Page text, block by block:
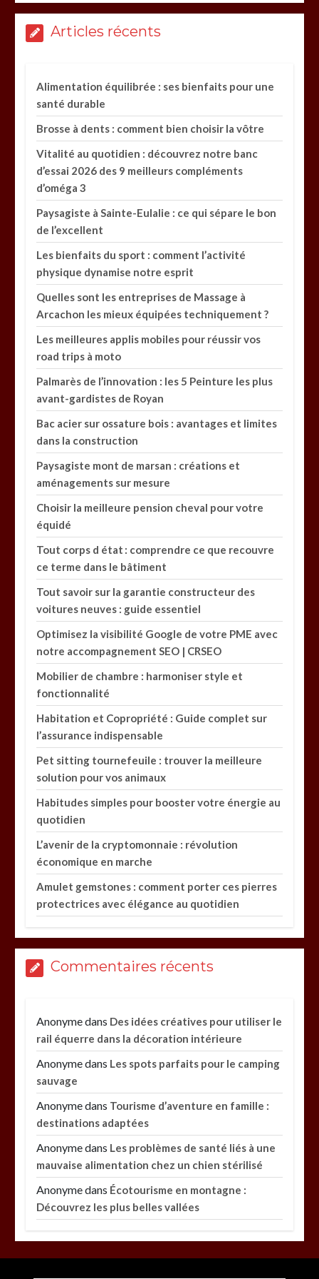
Articles récents
Alimentation équilibrée : ses bienfaits pour une
santé durable
Brosse à dents : comment bien choisir la vôtre
Vitalité au quotidien : découvrez notre banc
d’essai 2026 des 9 meilleurs compléments
d’oméga 3
Paysagiste à Sainte-Eulalie : ce qui sépare le bon
de l’excellent
Les bienfaits du sport : comment l’activité
physique dynamise notre esprit
Quelles sont les entreprises de Massage à
Arcachon les mieux équipées techniquement ?
Les meilleures applis mobiles pour réussir vos
road trips à moto
Palmarès de l’innovation : les 5 Peinture les plus
avant-gardistes de Royan
Bac acier sur ossature bois : avantages et limites
dans la construction
Paysagiste mont de marsan : créations et
aménagements sur mesure
Choisir la meilleure pension cheval pour votre
équidé
Tout corps d état : comprendre ce que recouvre
ce terme dans le bâtiment
Tout savoir sur la garantie constructeur des
voitures neuves : guide essentiel
Optimisez la visibilité Google de votre PME avec
notre accompagnement SEO | CRSEO
Mobilier de chambre : harmoniser style et
fonctionnalité
Habitation et Copropriété : Guide complet sur
l’assurance indispensable
Pet sitting tournefeuile : trouver la meilleure
solution pour vos animaux
Habitudes simples pour booster votre énergie au
quotidien
L’avenir de la cryptomonnaie : révolution
économique en marche
Amulet gemstones : comment porter ces pierres
protectrices avec élégance au quotidien
Commentaires récents
Anonymedans Des idées créatives pour utiliser le
rail équerre dans la décoration intérieure
Anonymedans Les spots parfaits pour le camping
sauvage
Anonymedans Tourisme d’aventure en famille :
destinations adaptées
Anonymedans Les problèmes de santé liés à une
mauvaise alimentation chez un chien stérilisé
Anonymedans Écotourisme en montagne :
Découvrez les plus belles vallées
Paysagiste à Sainte-Eulalie : ce qui sépare le bon